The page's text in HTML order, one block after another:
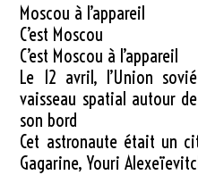
Moscou à l’appareil
C’est Moscou
C’est Moscou à l’appareil
Le 12 avril, l’Union
vaisseau spatial autour
son bord
Cet astronaute était un
Gagarine, Youri